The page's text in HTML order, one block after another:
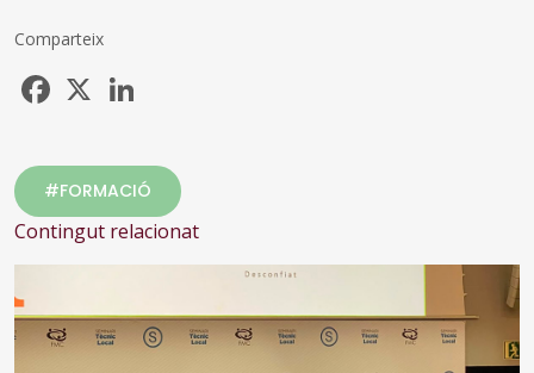
Comparteix
Facebook
#FORMACIÓ
Contingut relacionat